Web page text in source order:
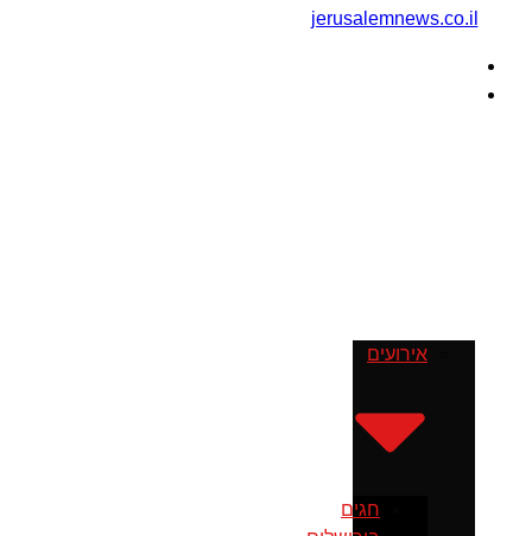
אירועים
חגים